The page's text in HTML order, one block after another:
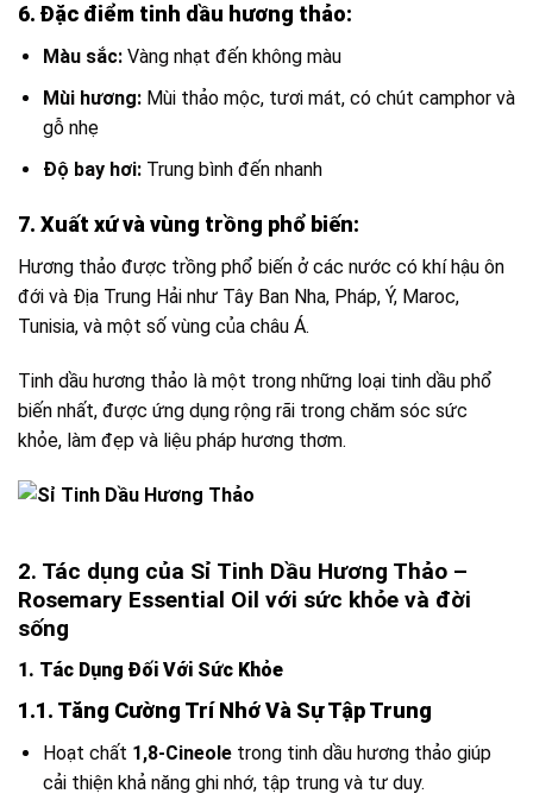
6. Đặc điểm tinh dầu hương thảo:
Màu sắc:Vàng nhạt đến không màu
Mùi hương:Mùi thảo mộc, tươi mát, có chút camphor và
gỗ nhẹ
Độ bay hơi:Trung bình đến nhanh
7. Xuất xứ và vùng trồng phổ biến:
Hương thảo được trồng phổ biến ở các nước có khí hậu ôn
đới và Địa Trung Hải như Tây Ban Nha, Pháp, Ý, Maroc,
Tunisia, và một số vùng của châu Á.
Tinh dầu hương thảo là một trong những loại tinh dầu phổ
biến nhất, được ứng dụng rộng rãi trong chăm sóc sức
khỏe, làm đẹp và liệu pháp hương thơm.
2. Tác dụng của Sỉ Tinh Dầu Hương Thảo –
Rosemary Essential Oil với sức khỏe và đời
sống
1. Tác Dụng Đối Với Sức Khỏe
1.1. Tăng Cường Trí Nhớ Và Sự Tập Trung
Hoạt chất 1,8-Cineoletrong tinh dầu hương thảo giúp
cải thiện khả năng ghi nhớ, tập trung và tư duy.